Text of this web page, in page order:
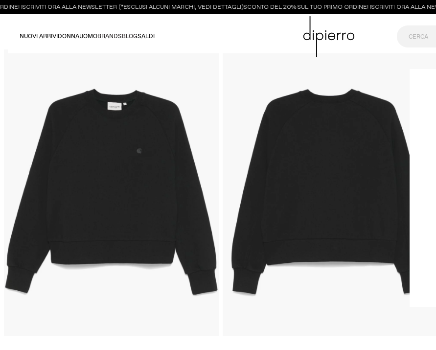
ISCRIVITI ORA ALLA NEWSLETTER (*ESCLUSI ALCUNI MARCHI, VEDI DETTAGLI) SCONTO DEL 20% SUL TUO PRIMO ORDINE! ISCRIVITI ORA ALLA
NUOVI ARRIVIDONNAUOMOBRANDSBLOGSALDI